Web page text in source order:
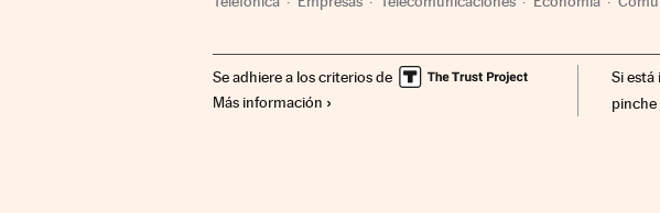
Se adhiere a los criterios de
Más información
Si está
pinche